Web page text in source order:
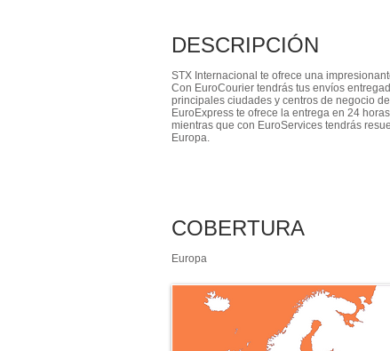
DESCRIPCIÓN
STX Internacional te ofrece una
Con EuroCourier tendrás tus envíos
principales ciudades y centros de negocio
EuroExpress te ofrece la entrega en 24
mientras que con EuroServices tendrás
Europa.
COBERTURA
Europa